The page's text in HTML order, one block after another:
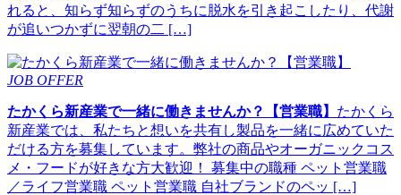
れると、知らず知らずのうちに脱水を引き起こしたり、代謝
が追いつかずに翌朝の二 […]
JOB OFFER
たかくら新産業で一緒に働きませんか？【営業職】 たかくら
新産業では、私たちと想いを共有し製品を一緒に広めていた
だける方を募集しています。弊社の商品やオーガニックコス
メ・フードが好きな方大歓迎！ 募集中の職種 ペット営業職
／ライフ営業職 ペット営業職 自社ブランドのペッ […]